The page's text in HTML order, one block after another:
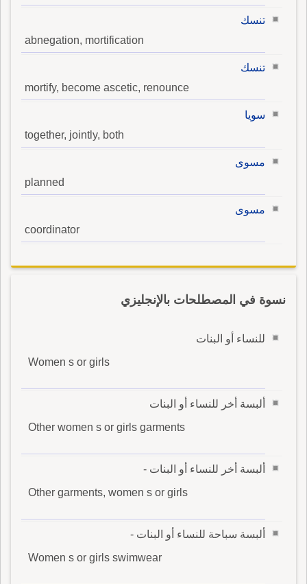
تنسك
abnegation, mortification
تنسك
mortify, become ascetic, renounce
سويا
together, jointly, both
مسوى
planned
مسوى
coordinator
نسوة في المصطلحات بالإنجليزي
للنساء أو البنات
Women s or girls
ألبسة أخر للنساء أو البنات
Other women s or girls garments
ألبسة أخر للنساء أو البنات -
Other garments, women s or girls
ألبسة سباحة للنساء أو البنات -
Women s or girls swimwear